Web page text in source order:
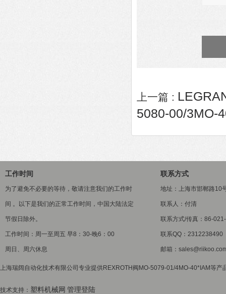
上一篇 :
5080-00/3MO-
工作时间
为了避免不必要的等待，敬请注意我们的工作时
间 。以下是我们的正常工作时间，中国大陆法定
节假日除外。
工作时间：周一至周五 早8：30-晚6：00
周日、周六休息
联系方式
地址：上海市邯郸路10
联系人：付清
联系方式/传真：86-
联系QQ：2312238490
邮箱：
上海瑞阔自动化技术有限公司专业提供REXROTH阀MO-5079-01/4MO-40*IAM等产
技术支持： 塑料机械网 管理登陆